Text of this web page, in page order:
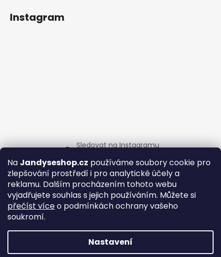
Na Jandyseshop.cz používáme soubory cookie pro
zlepšování prostředí i pro analytické účely a
reklamu. Dalším procházením tohoto webu
vyjadřujete souhlas s jejich používáním. Můžete si
přečíst víceo podmínkách ochrany vašeho
soukromí.
Nastavení
Instagram
Sledovat na Instagramu
Informace pro vás
Obchodní podmínky
Ochrana soukromí
Najdete nás i na MALL.CZ